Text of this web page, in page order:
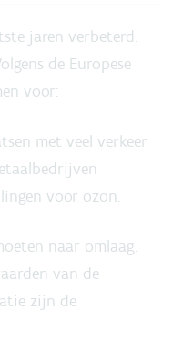
jaren verbeterd.
de Europese
voor:
met veel verkeer
voor ozon.
naar omlaag.
van de
zijn de